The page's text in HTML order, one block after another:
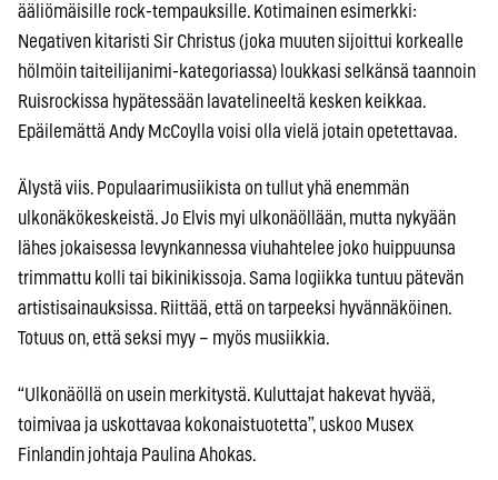
ääliömäisille rock-tempauksille. Kotimainen esimerkki:
Negativen kitaristi Sir Christus (joka muuten sijoittui korkealle
hölmöin taiteilijanimi-kategoriassa) loukkasi selkänsä taannoin
Ruisrockissa hypätessään lavatelineeltä kesken keikkaa.
Epäilemättä Andy McCoylla voisi olla vielä jotain opetettavaa.
Älystä viis. Populaarimusiikista on tullut yhä enemmän
ulkonäkökeskeistä. Jo Elvis myi ulkonäöllään, mutta nykyään
lähes jokaisessa levynkannessa viuhahtelee joko huippuunsa
trimmattu kolli tai bikinikissoja. Sama logiikka tuntuu pätevän
artistisainauksissa. Riittää, että on tarpeeksi hyvännäköinen.
Totuus on, että seksi myy – myös musiikkia.
“Ulkonäöllä on usein merkitystä. Kuluttajat hakevat hyvää,
toimivaa ja uskottavaa kokonaistuotetta”, uskoo Musex
Finlandin johtaja Paulina Ahokas.